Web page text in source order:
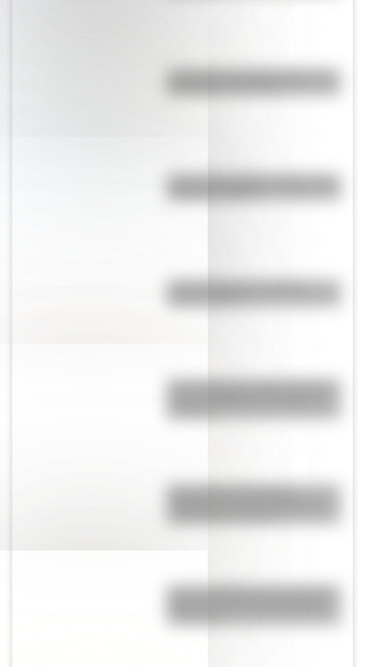
A 173 años del fallecimiento de
José de San Martín: 5 datos que
quizás no sabías
Comechingones: ¿Cómo y
25 de mayo: las mejores tapas y
Los poderes del Estado
Legislativo y Judicial
Las tres batallas en las que San